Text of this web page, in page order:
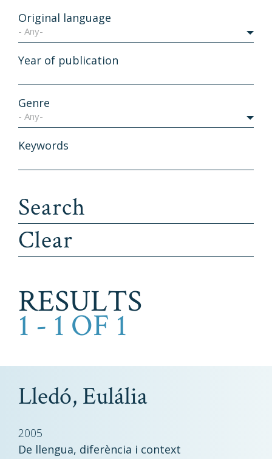
Original language
- Any-
Year of publication
Genre
- Any-
Keywords
RESULTS
1 - 1 OF 1
Lledó, Eulália
2005
De llengua, diferència i context